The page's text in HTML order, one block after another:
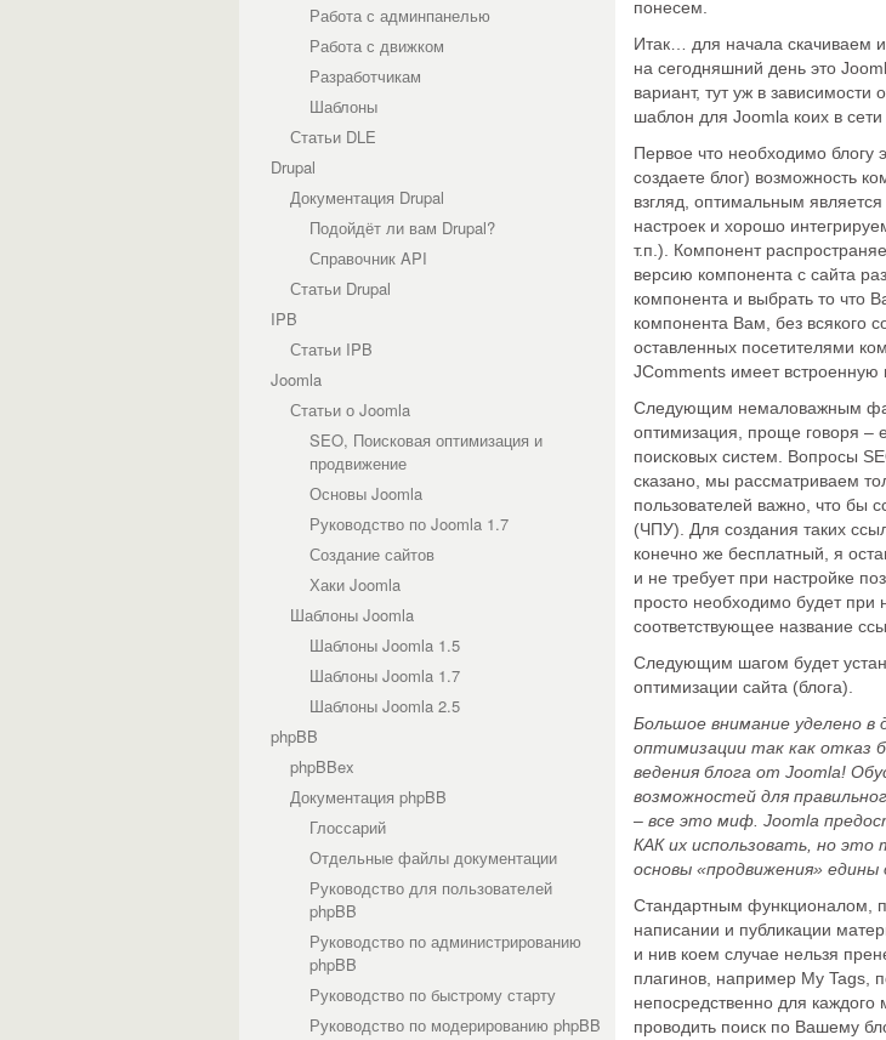
Работа с админпанелью
Работа с движком
Разработчикам
Шаблоны
Статьи DLE
Drupal
Документация Drupal
Подойдёт ли вам Drupal?
Справочник API
Статьи Drupal
IPB
Статьи IPB
Joomla
Статьи о Joomla
SEO, Поисковая оптимизация и
продвижение
Основы Joomla
Руководство по Joomla 1.7
Создание сайтов
Хаки Joomla
Шаблоны Joomla
Шаблоны Joomla 1.5
Шаблоны Joomla 1.7
Шаблоны Joomla 2.5
phpBB
phpBBex
Документация phpBB
Глоссарий
Отдельные файлы документации
Руководство для пользователей
phpBB
Руководство по администрированию
phpBB
Руководство по быстрому старту
Руководство по модерированию phpBB
понесем.
Итак… для начала скачиваем
на сегодняшний день это
вариант, тут уж в зависимости
шаблон для Joomla коих в
Первое что необходимо блогу
создаете блог) возможность
взгляд, оптимальным
настроек и хорошо
т.п.). Компонент
версию компонента с сайта
компонента и выбрать то что
компонента Вам, без всякого
оставленных посетителями
JComments имеет
Следующим немаловажным
оптимизация, проще говоря –
поисковых систем. Вопросы
сказано, мы рассматриваем
пользователей важно, что бы
(ЧПУ). Для создания таких
конечно же бесплатный, я
и не требует при настройке
просто необходимо будет
соответствующее название
Следующим шагом будет
оптимизации сайта (блога).
Большое внимание уделено в
оптимизации так как отказ
ведения блога от Joomla!
возможностей для
– все это миф. Joomla
КАК их использовать, но это
основы «продвижения» едины
Стандартным функционалом,
написании и публикации
и нив коем случае нельзя
плагинов, например My Tags ,
непосредственно для каждого
проводить поиск по Вашему